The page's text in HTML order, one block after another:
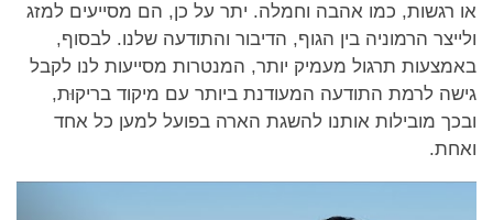
או רגשות, כמו אהבה וחמלה. יתר על כן, הם מסייעים למזג
ולייצר הרמוניה בין הגוף, הדיבור והתודעה שלנו. לבסוף,
באמצעות תרגול מעמיק יותר, המנטרות מסייעות לנו לקבל
גישה לרמת התודעה המעודנת ביותר עם מיקוד בריקוּת,
ובכך מובילות אותנו להשגת הארה בפועל למען כל אחד
ואחת.